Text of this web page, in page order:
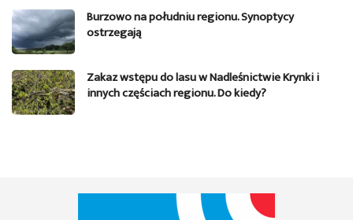
Burzowo na południu regionu. Synoptycy
ostrzegają
Zakaz wstępu do lasu w Nadleśnictwie Krynki i
innych częściach regionu. Do kiedy?